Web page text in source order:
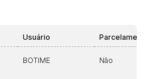
Usuário
BOTIME Não